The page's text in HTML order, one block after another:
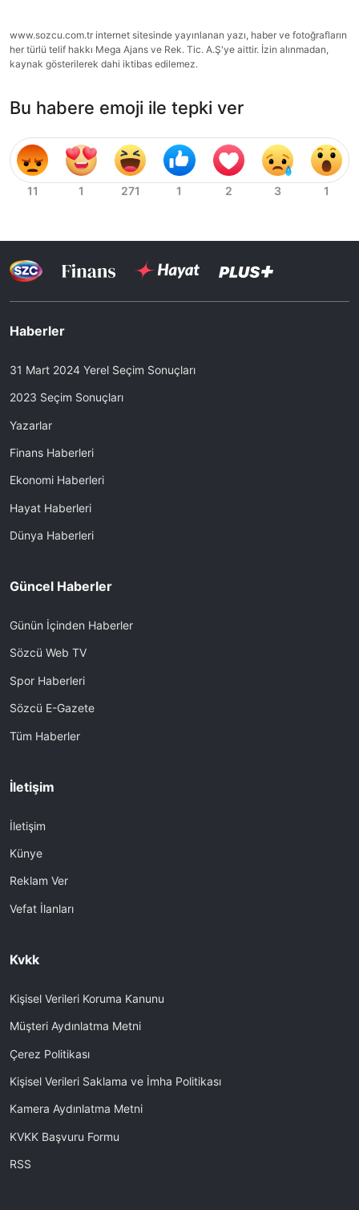
www.sozcu.com.tr internet sitesinde yayınlanan yazı, haber ve fotoğrafların
her türlü telif hakkı Mega Ajans ve Rek. Tic. A.Ş'ye aittir. İzin alınmadan,
kaynak gösterilerek dahi iktibas edilemez.
Bu habere emoji ile tepki ver
Haberler
31 Mart 2024 Yerel Seçim Sonuçları
2023 Seçim Sonuçları
Yazarlar
Finans Haberleri
Ekonomi Haberleri
Hayat Haberleri
Dünya Haberleri
Güncel Haberler
Günün İçinden Haberler
Sözcü Web TV
Spor Haberleri
Sözcü E-Gazete
Tüm Haberler
İletişim
İletişim
Künye
Reklam Ver
Vefat İlanları
Kvkk
Kişisel Verileri Koruma Kanunu
Müşteri Aydınlatma Metni
Çerez Politikası
Kişisel Verileri Saklama ve İmha Politikası
Kamera Aydınlatma Metni
KVKK Başvuru Formu
RSS